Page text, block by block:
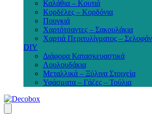
Καλάθια – Κουτιά
Κορδέλες – Κορδόνια
Πουγκιά
Χαρτότσαντες – Σακουλάκια
Χαρτιά Περιτυλίγματος – Σελοφάν
DIY
Διάφορα Κατασκευαστικά
Λουλουδάκια
Μεταλλικά – Ξύλινα Στοιχεία
Υφάσματα – Γάζες – Τούλια